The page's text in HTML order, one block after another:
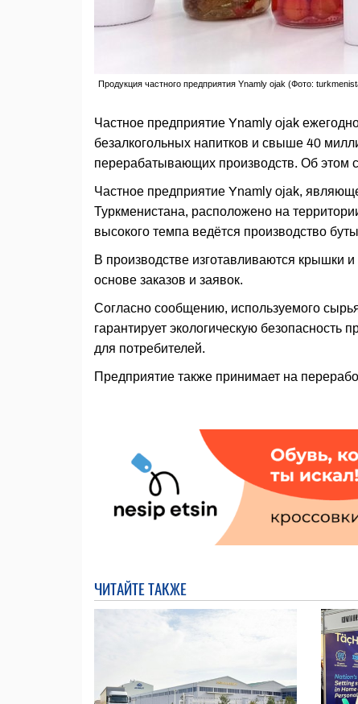
Продукция частного предприятия Ynamly ojak (Фото:
Частное предприятие Ynamly ojak
безалкогольных напитков и свыше 40
перерабатывающих производств. Об этом
Частное предприятие Ynamly ojak,
Туркменистана, расположено на
высокого темпа ведётся производство
В производстве изготавливаются крышки
основе заказов и заявок.
Согласно сообщению, используемого
гарантирует экологическую
для потребителей.
Предприятие также принимает на
ЧИТАЙТЕ ТАКЖЕ